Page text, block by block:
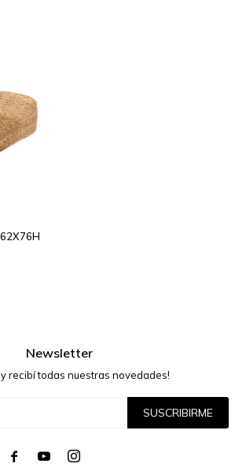
Newsletter
y recibí todas nuestras novedades!
SUSCRIBIRME
  